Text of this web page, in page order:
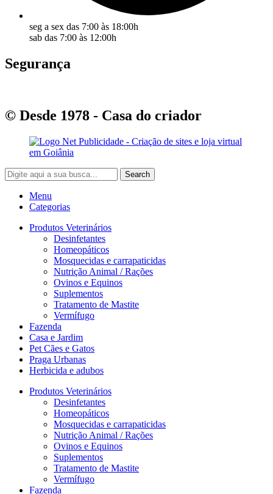
seg a sex das 7:00 às 18:00h
sab das 7:00 às 12:00h
Segurança
© Desde 1978 - Casa do criador
Search
Menu
Categorias
Produtos Veterinários
Desinfetantes
Homeopáticos
Mosquecidas e carrapaticidas
Nutrição Animal / Rações
Ovinos e Equinos
Suplementos
Tratamento de Mastite
Vermífugo
Fazenda
Casa e Jardim
Pet Cães e Gatos
Praga Urbanas
Herbicida e adubos
Produtos Veterinários
Desinfetantes
Homeopáticos
Mosquecidas e carrapaticidas
Nutrição Animal / Rações
Ovinos e Equinos
Suplementos
Tratamento de Mastite
Vermífugo
Fazenda